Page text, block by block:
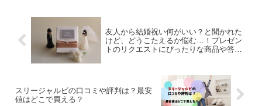
友人から結婚祝い何がいい？と聞かれた
けど、どうこたえるか悩む…！プレゼン
トのリクエストにぴったりな商品や答え
スリージャルビの口コミや評判は？最安
値はどこで買える？